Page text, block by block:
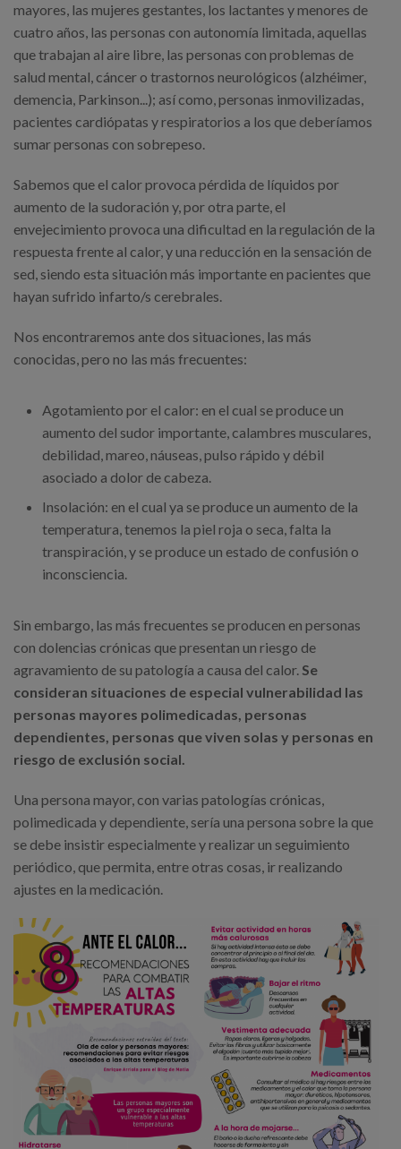
mayores, las mujeres gestantes, los lactantes y menores de
cuatro años, las personas con autonomía limitada, aquellas
que trabajan al aire libre, las personas con problemas de
salud mental, cáncer o trastornos neurológicos (alzhéimer,
demencia, Parkinson...); así como, personas inmovilizadas,
pacientes cardiópatas y respiratorios a los que deberíamos
sumar personas con sobrepeso.
Sabemos que el calor provoca pérdida de líquidos por
aumento de la sudoración y, por otra parte, el
envejecimiento provoca una dificultad en la regulación de la
respuesta frente al calor, y una reducción en la sensación de
sed, siendo esta situación más importante en pacientes que
hayan sufrido infarto/s cerebrales.
Nos encontraremos ante dos situaciones, las más
conocidas, pero no las más frecuentes:
Agotamiento por el calor: en el cual se produce un
aumento del sudor importante, calambres musculares,
debilidad, mareo, náuseas, pulso rápido y débil
asociado a dolor de cabeza.
Insolación: en el cual ya se produce un aumento de la
temperatura, tenemos la piel roja o seca, falta la
transpiración, y se produce un estado de confusión o
inconsciencia.
Sin embargo, las más frecuentes se producen en personas
con dolencias crónicas que presentan un riesgo de
agravamiento de su patología a causa del calor. Se
consideran situaciones de especial vulnerabilidad las
personas mayores polimedicadas, personas
dependientes, personas que viven solas y personas en
riesgo de exclusión social.
Una persona mayor, con varias patologías crónicas,
polimedicada y dependiente, sería una persona sobre la que
se debe insistir especialmente y realizar un seguimiento
periódico, que permita, entre otras cosas, ir realizando
ajustes en la medicación.